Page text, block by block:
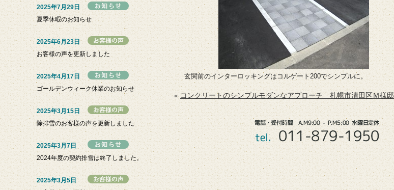
玄関前のインターロッキングはコルゲート200でシンプルに。
«コンクリートのシンプルモダンなアプローチ 札幌市清田区Ｍ様邸
2025年7月29日
夏季休暇のお知らせ
2025年6月23日
お客様の声を更新しました
2025年4月17日
ゴールデンウィーク休業のお知らせ
2025年3月15日
除排雪のお客様の声を更新しました
2025年3月7日
2024年度の契約排雪は終了しました。
2025年3月5日